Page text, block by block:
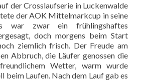
der Crosslaufserie in Luckenwalde
der AOK Mittelmarkcup in seine
war zwar ein frühlingshaftes
doch morgens beim Start
ziemlich frisch. Der Freude am
Abbruch, die Läufer genossen die
Wetter, warm wurde
beim Laufen. Nach dem Lauf gab es